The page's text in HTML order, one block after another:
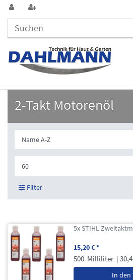
2-Takt Motorenöl
Filter
5x STIHL
15,20 € *
500 Milliliter |
In den